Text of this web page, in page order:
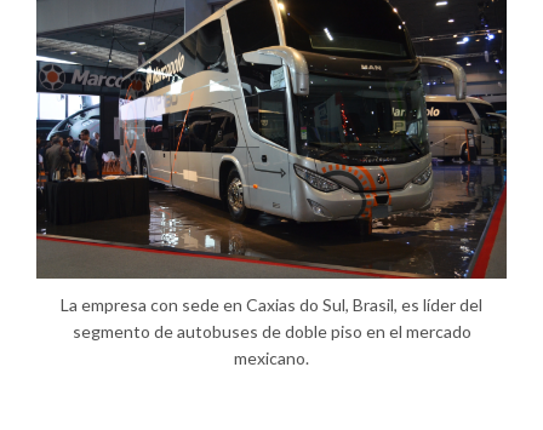
La empresa con sede en Caxias do Sul, Brasil, es líder del
segmento de autobuses de doble piso en el mercado
mexicano.